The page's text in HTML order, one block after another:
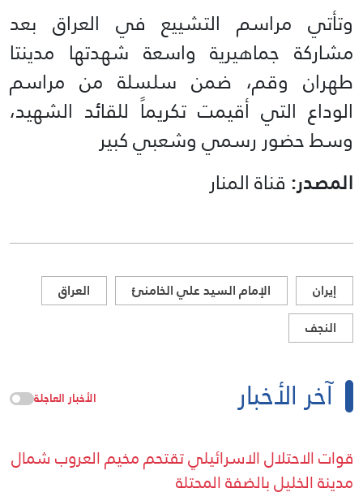
وتأتي مراسم التشييع في العراق بعد
مشاركة جماهيرية واسعة شهدتها مدينتا
طهران وقم، ضمن سلسلة من مراسم
الوداع التي أقيمت تكريماً للقائد الشهيد،
وسط حضور رسمي وشعبي كبير
المصدر: قناة المنار
إيران الإمام السيد علي الخامنئ
العراق
النجف
آخر الأخبار الأخبار العاجلة
قوات الاحتلال الاسرائيلي تقتحم مخيم العروب شمال
مدينة الخليل بالضفة المحتلة